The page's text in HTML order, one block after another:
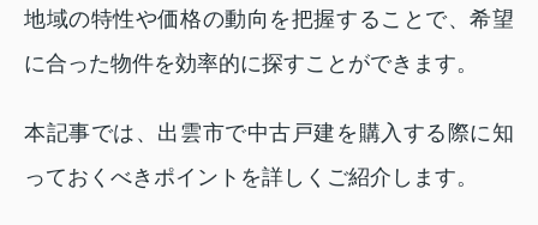
地域の特性や価格の動向を把握することで、希望
に合った物件を効率的に探すことができます。
本記事では、出雲市で中古戸建を購入する際に知
っておくべきポイントを詳しくご紹介します。